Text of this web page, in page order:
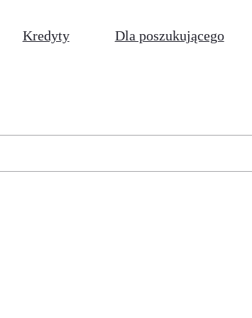
Kredyty Dla poszukującego